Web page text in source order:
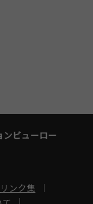
ンビューロー
リンク集